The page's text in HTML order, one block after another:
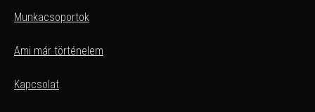
Munkacsoportok
Ami már történelem
Kapcsolat